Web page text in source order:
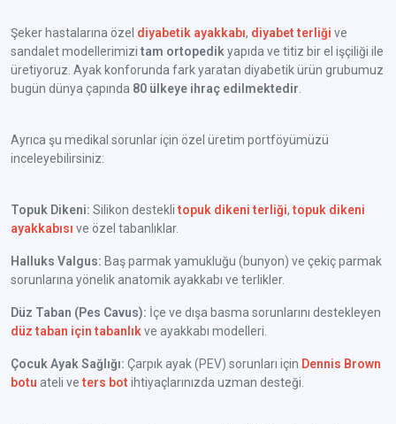
Şeker hastalarına özel diyabetik ayakkabı, diyabet terliği ve
sandalet modellerimizi tam ortopedikyapıda ve titiz bir el işçiliği ile
üretiyoruz. Ayak konforunda fark yaratan diyabetik ürün grubumuz
bugün dünya çapında 80 ülkeye ihraç edilmektedir.
Ayrıca şu medikal sorunlar için özel üretim portföyümüzü
inceleyebilirsiniz:
Topuk Dikeni: Silikon desteklitopuk dikeni terliği,topuk dikeni
ayakkabısı ve özel tabanlıklar.
Halluks Valgus: Baş parmak yamukluğu (bunyon) ve çekiç parmak
sorunlarına yönelik anatomik ayakkabı ve terlikler.
Düz Taban (Pes Cavus): İçe ve dışa basma sorunlarını destekleyen
düz taban için tabanlıkve ayakkabı modelleri.
Çocuk Ayak Sağlığı: Çarpık ayak (PEV) sorunları için Dennis Brown
botu ateli veters botihtiyaçlarınızda uzman desteği.